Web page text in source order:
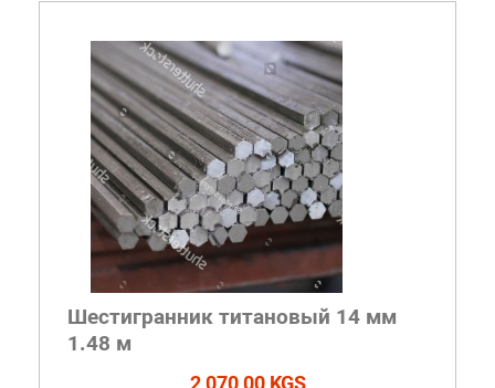
Шестигранник титановый 14 мм
1.48 м
2 070,00 KGS